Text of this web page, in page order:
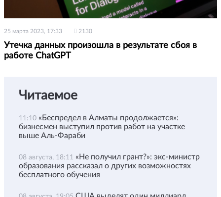
25 марта 2023, 17:33 2130
Утечка данных произошла в результате сбоя в
работе ChatGPT
Читаемое
11:10 «Беспредел в Алматы продолжается»:
бизнесмен выступил против работ на участке
выше Аль-Фараби
08 августа, 18:11 «Не получил грант?»: экс-министр
образования рассказал о других возможностях
бесплатного обучения